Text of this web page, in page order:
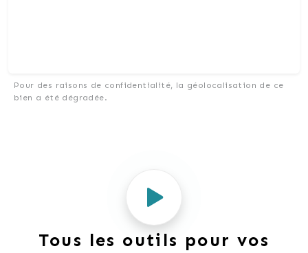
Pour des raisons de confidentialité, la géolocalisation de ce
bien a été dégradée.
Tous les outils pour vos